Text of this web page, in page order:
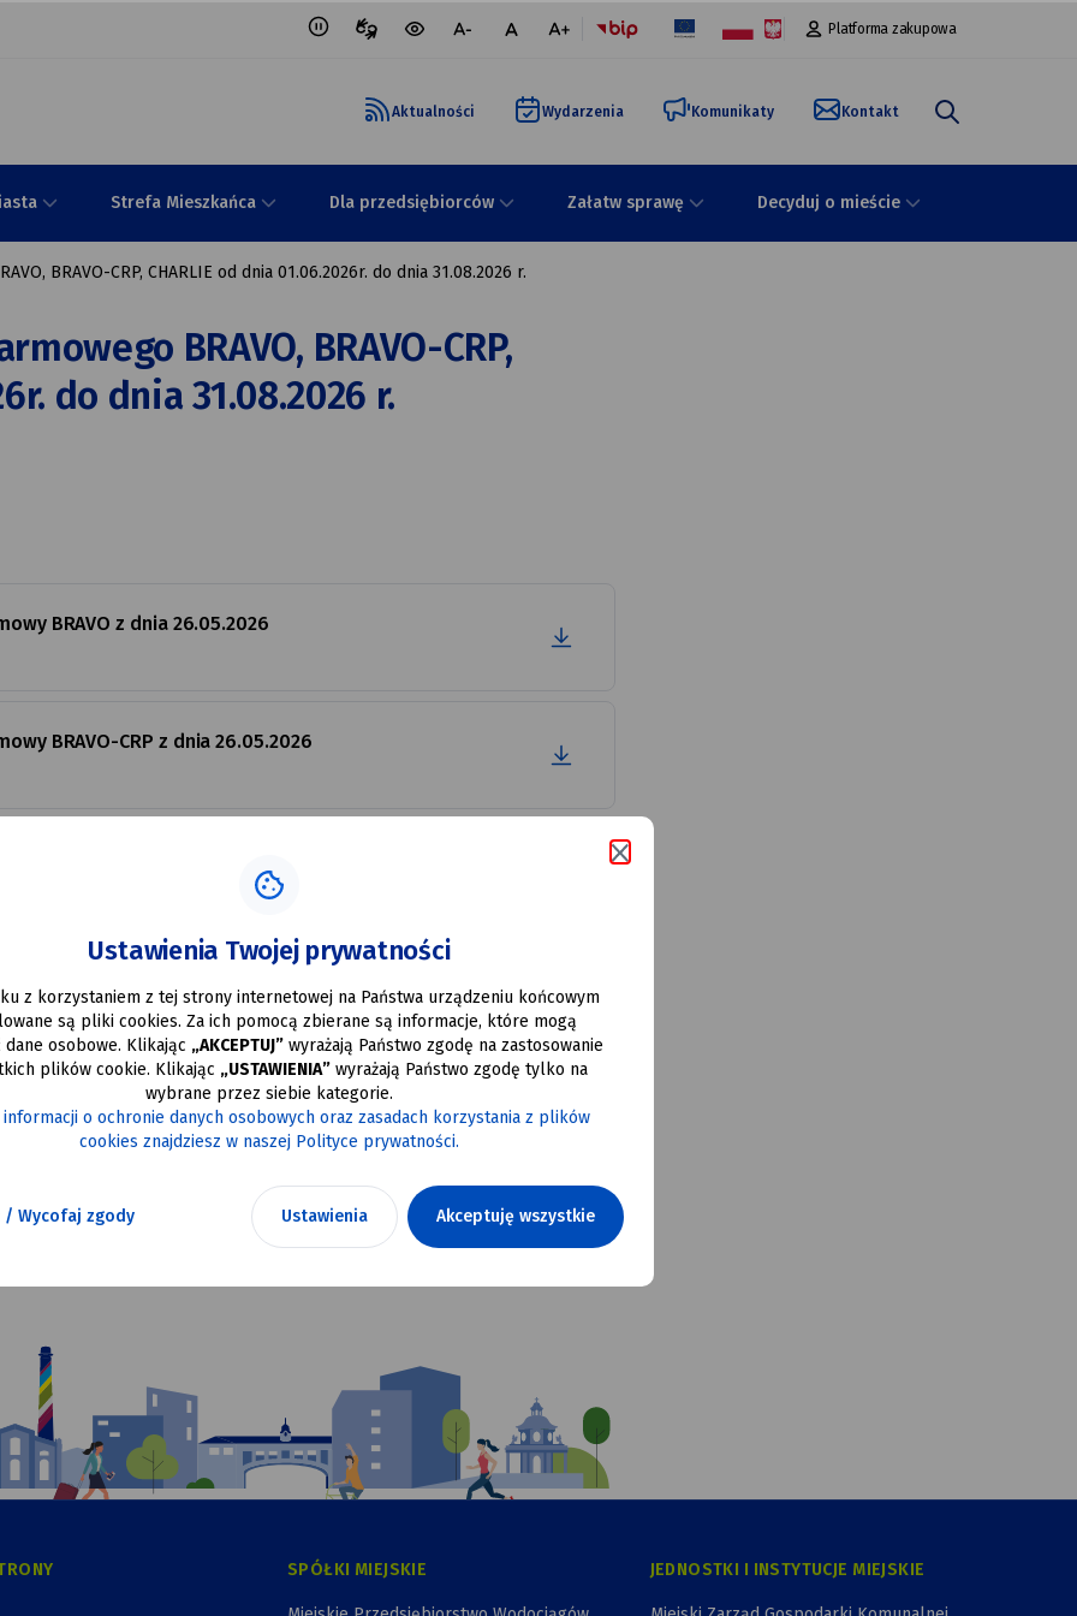
Tłumaczwersja mniejszanormalnawiększa
Platforma zakupowa
Aktualności Wydarzenia Komunikaty Kontakt
Strefa Mieszkańca Dla przedsiębiorców Załatw sprawę Decyduj o mieście
BRAVO-CRP, CHARLIE od dnia 01.06.2026r. do dnia 31.08.2026 r.
BRAVO, BRAVO-CRP,
do dnia 31.08.2026 r.
BRAVO z dnia 26.05.2026
BRAVO-CRP z dnia 26.05.2026
BRAVO Infrastruktura
BRAVO
BRAVO-CRP (002)
SPÓŁKI MIEJSKIE JEDNOSTKI I INSTYTUCJE MIEJSKIE
Ustawienia Twojej prywatności
z korzystaniem z tej strony internetowej na Państwa urządzeniu końcowym
są pliki cookies. Za ich pomocą zbierane są informacje, które mogą
dane osobowe. Klikając „AKCEPTUJ” wyrażają Państwo zgodę na zastosowanie
plików cookie. Klikając „USTAWIENIA”wyrażają Państwo zgodę tylko na
wybrane przez siebie kategorie.
informacji o ochronie danych osobowych oraz zasadach korzystania z plików
cookies znajdziesz w naszej Polityce prywatności.
/ Wycofaj zgody Ustawienia Akceptuję wszystkie